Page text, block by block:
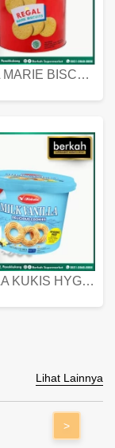
REGAL MARIE BISCUIT KALENG 550 GRAM
KOKOLA KUKIS HYGIENIC MILK VANILLA PACK 320 GR
Lihat Lainnya
>